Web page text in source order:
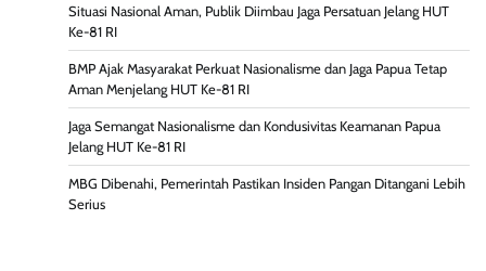
Situasi Nasional Aman, Publik Diimbau Jaga Persatuan Jelang HUT
Ke-81 RI
BMP Ajak Masyarakat Perkuat Nasionalisme dan Jaga Papua Tetap
Aman Menjelang HUT Ke-81 RI
Jaga Semangat Nasionalisme dan Kondusivitas Keamanan Papua
Jelang HUT Ke-81 RI
MBG Dibenahi, Pemerintah Pastikan Insiden Pangan Ditangani Lebih
Serius